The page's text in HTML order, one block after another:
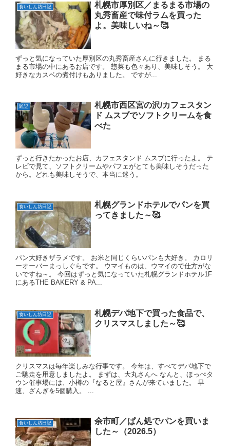
食いしん坊日記
札幌市厚別区／まるまる市場の
丸秀畜産で味付ラムを買った
よ。美味しいね～🥰
ずっと気になっていた厚別区の丸秀畜産さんに行きました。 まる
まる市場の中にあるお店です。 惣菜も色々あり、美味しそう。 大
好きなカスベの煮付けもありました。 ですが...
雑記
札幌市西区宮の沢/カフェスタン
ド ムスブでソフトクリームを食
べた
ずっと行きたかったお店、カフェスタンド ムスブに行ったよ。 テ
レビで見て、ソフトクリームやパフェがとても美味しそうだった
から。どれも美味しそうで、本当に迷う。
食いしん坊日記
札幌グランドホテルでパンを買
ってきました～🥰
パン大好きザラメです。 お米と同じくらいパンも大好き。 カロリ
ーオーバーまっしぐらです。 ウマイものは、ウマイので仕方がな
いですね～。 今回はずっと気になっていた札幌グランドホテル1F
にあるTHE BAKERY & PA...
食いしん坊日記
札幌デパ地下で買った食品で、
クリスマスしました～🥰
クリスマスは毎年楽しみな行事です。 今年は、すべてデパ地下で
ご馳走を用意しましたよ。 まずは、大丸さんへ なんと、ほっぺタ
ウン催事場には、小樽の『なると屋』さんが来ていました。 早
速、ざんぎを5個購入。 ...
食いしん坊日記
余市町／ぱん処でパンを買いま
した～（2026.5）